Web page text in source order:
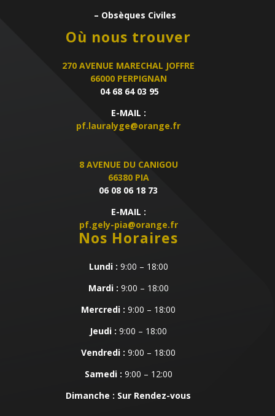
– Obsèques Civiles
Où nous trouver
270 AVENUE MARECHAL JOFFRE
66000 PERPIGNAN
04 68 64 03 95
E-MAIL :
pf.lauralyge@orange.fr
8 AVENUE DU CANIGOU
66380 PIA
06 08 06 18 73
E-MAIL :
pf.gely-pia@orange.fr
Nos Horaires
Lundi : 9:00 – 18:00
Mardi : 9:00 – 18:00
Mercredi : 9:00 – 18:00
Jeudi : 9:00 – 18:00
Vendredi : 9:00 – 18:00
Samedi : 9:00 – 12:00
Dimanche : Sur Rendez-vous